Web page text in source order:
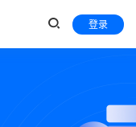
登录